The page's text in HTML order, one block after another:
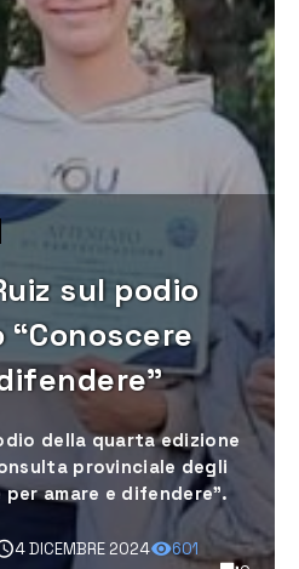
sul podio
della quarta edizione
provinciale degli
amare e difendere”.
4 DICEMBRE 2024
601